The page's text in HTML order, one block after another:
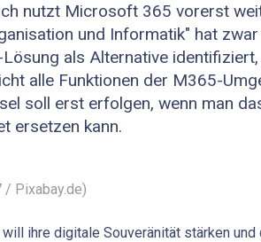
nutzt Microsoft 365 vorerst
und Informatik" hat
als Alternative
alle Funktionen der M365-
soll erst erfolgen, wenn man
ersetzen kann.
/ Pixabay.de)
ihre digitale Souveränität stärken und